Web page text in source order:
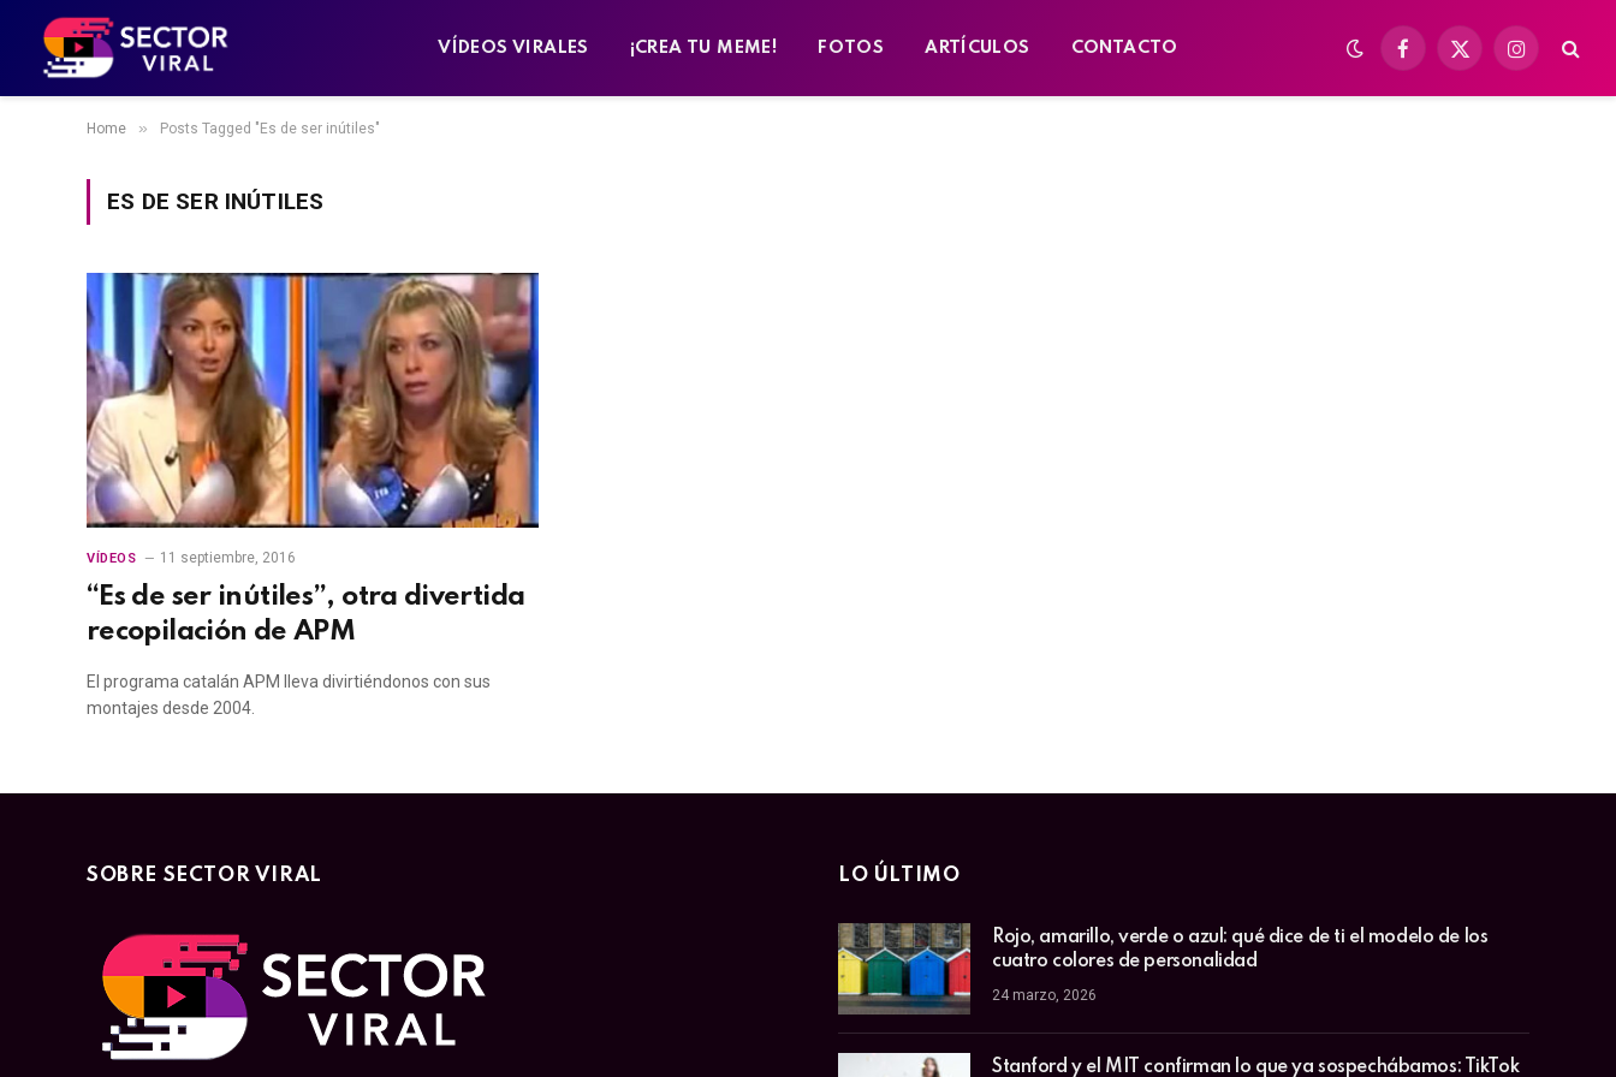
VÍDEOS VIRALES ¡CREA TU MEME! FOTOS ARTÍCULOS CONTACTO
Facebook
X
Instagram
Home » Posts Tagged "Es de ser inútiles"
ES DE SER INÚTILES
VÍDEOS 11 septiembre, 2016
“Es de ser inútiles”, otra divertida
recopilación de APM
El programa catalán APM lleva divirtiéndonos con sus
montajes desde 2004.
SOBRE SECTOR VIRAL LO ÚLTIMO
Rojo, amarillo, verde o azul: qué dice de ti el modelo de los
cuatro colores de personalidad
24 marzo, 2026
Stanford y el MIT confirman lo que ya sospechábamos: TikTok